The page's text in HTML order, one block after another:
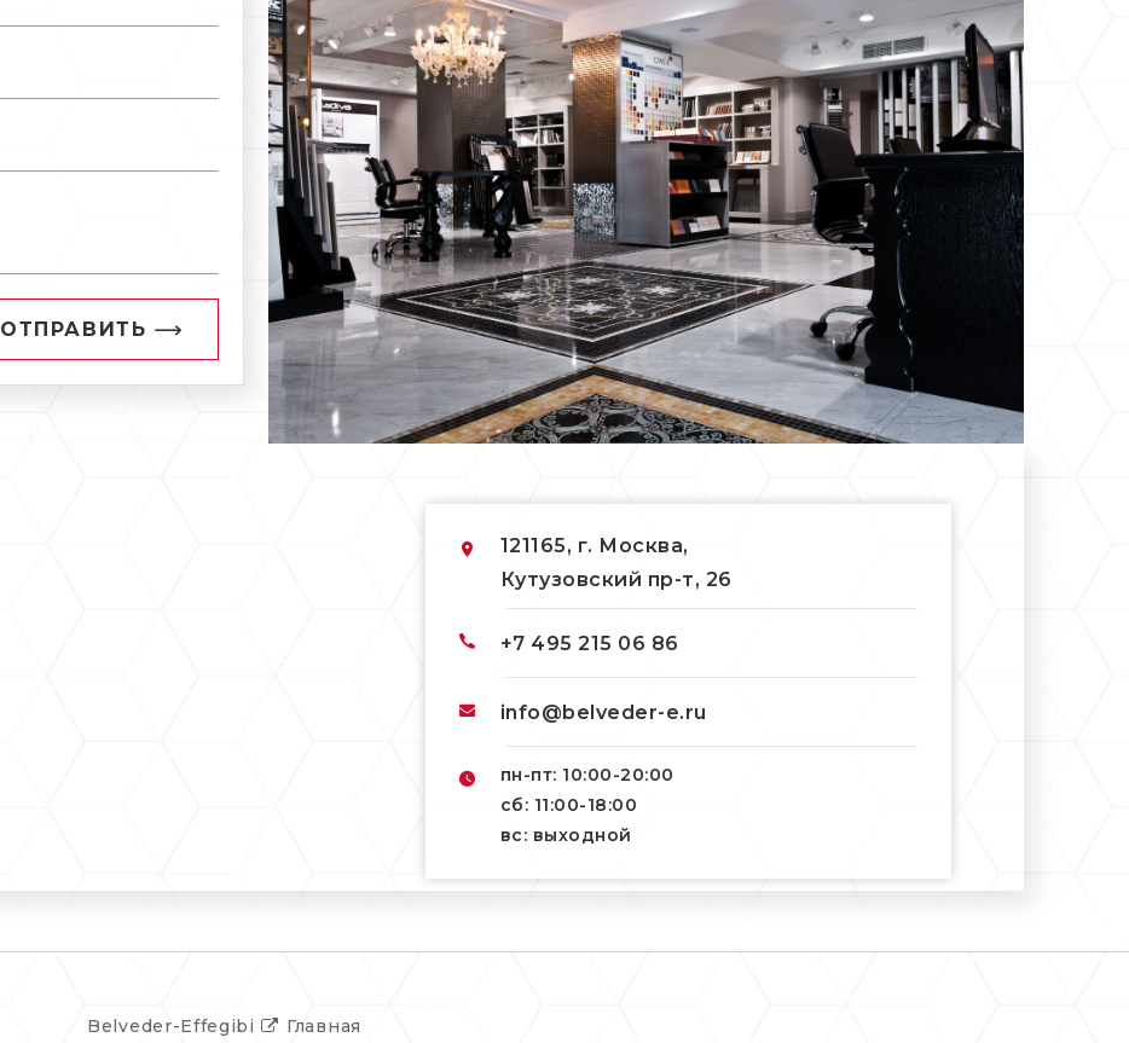
ОТПРАВИТЬ
121165, г. Москва,
Кутузовский пр-т, 26
+7 495 215 06 86
info@belveder-e.ru
пн-пт: 10:00-20:00
сб: 11:00-18:00
вс: выходной
Главная
Belveder-Effegibi